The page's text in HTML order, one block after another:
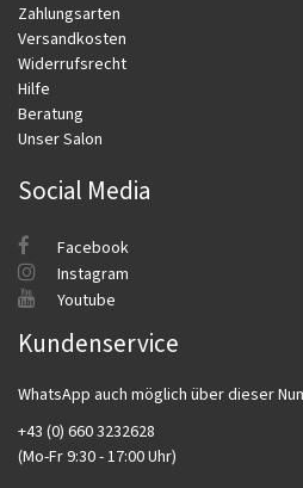
Zahlungsarten
Versandkosten
Widerrufsrecht
Hilfe
Beratung
Unser Salon
Social Media
Facebook
Instagram
Youtube
Kundenservice
WhatsApp auch möglich über dieser
+43 (0) 660 3232628
(Mo-Fr 9:30 - 17:00 Uhr)